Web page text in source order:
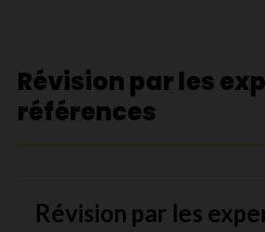
Révision par les
références
Révision par les